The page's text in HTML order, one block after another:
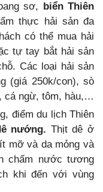
sơ,
biển Thiên
thực hải sản đa
có thể mua hải
tự tay bắt hải sản
Các loại hải sản
(giá 250k/con), sò
cá ngừ, tôm, hàu,…
điểm du lịch Thiên
nướng. Thịt dê ở
mỡ và da mỏng và
chấm nước tương
khi đến với vùng